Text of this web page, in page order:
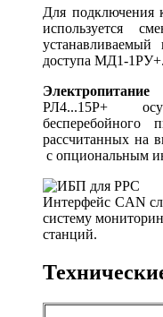
Для подключения
используется
устанавливаемый
доступа МД1-1РУ+.
Электропитание
РЛ4...15Р+
бесперебойного
рассчитанных на
с опциональным
Интерфейс CAN
систему
станций.